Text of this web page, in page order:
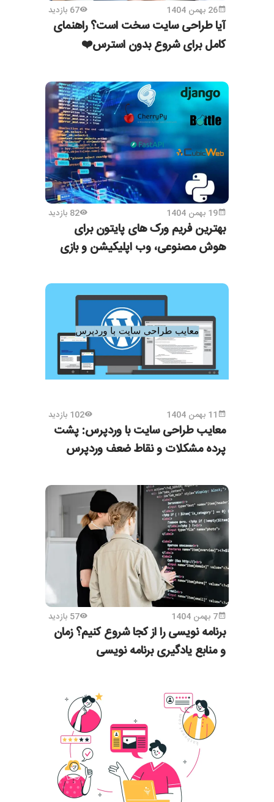
26 بهمن 1404 67 بازدید
آیا طراحی سایت سخت است؟ راهنمای
کامل برای شروع بدون استرس❤️
19 بهمن 1404 82 بازدید
بهترین فریم ورک های پایتون برای
هوش مصنوعی،‌ وب اپلیکیشن و بازی
11 بهمن 1404 102 بازدید
معایب طراحی سایت با وردپرس: پشت
پرده مشکلات و نقاط ضعف وردپرس
7 بهمن 1404 57 بازدید
برنامه نویسی را از کجا شروع کنیم؟ زمان
و منابع یادگیری برنامه نویسی